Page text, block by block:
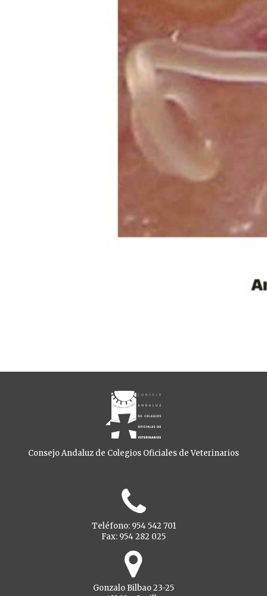
Consejo Andaluz de Colegios Oficiales de Veterinarios
Teléfono: 954 542 701
Fax: 954 282 025
Gonzalo Bilbao 23-25